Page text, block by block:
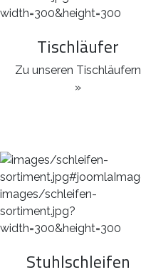
Tischläufer
Zu unseren Tischläufern
»
Stuhlschleifen